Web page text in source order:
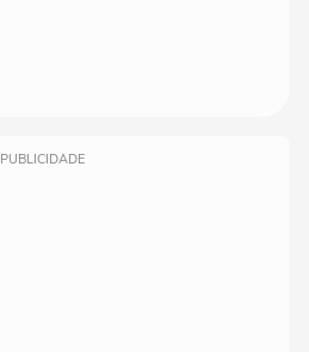
PUBLICIDADE